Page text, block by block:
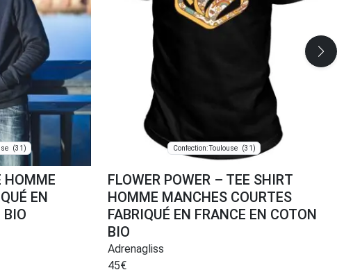
(31)
HOMME
EN
BIO
Confection: Toulouse (31)
FLOWER POWER – TEE SHIRT
HOMME MANCHES COURTES
FABRIQUÉ EN FRANCE EN COTON
BIO
Adrenagliss
45€